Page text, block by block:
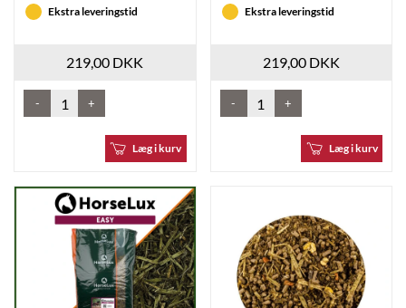
Ekstra leveringstid
219,00 DKK
- +
Læg i kurv
Ekstra leveringstid
219,00 DKK
- +
Læg i kurv